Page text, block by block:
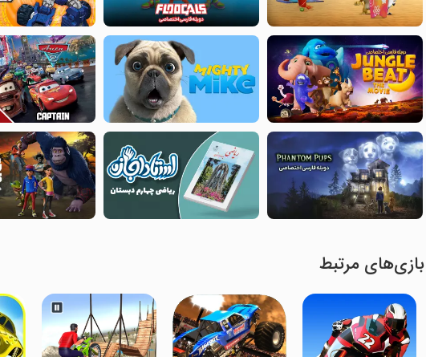
بازی‌های مرتبط